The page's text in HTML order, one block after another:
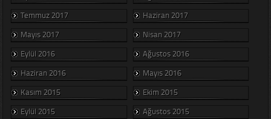
Temmuz 2017
Haziran 2017
Mayıs 2017
Nisan 2017
Eylül 2016
Ağustos 2016
Haziran 2016
Mayıs 2016
Kasım 2015
Ekim 2015
Eylül 2015
Ağustos 2015